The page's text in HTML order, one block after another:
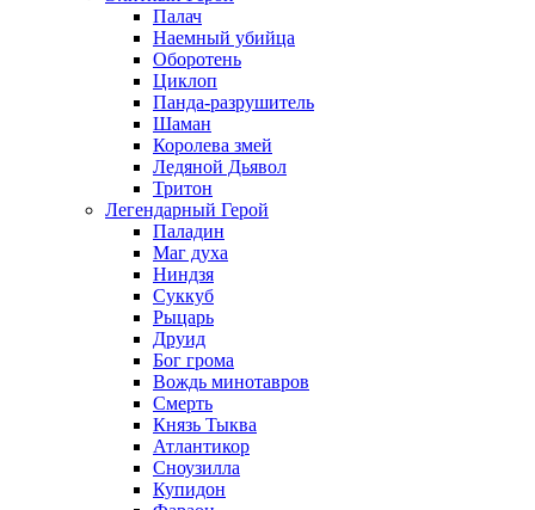
Палач
Наемный убийца
Оборотень
Циклоп
Панда-разрушитель
Шаман
Королева змей
Ледяной Дьявол
Тритон
Легендарный Герой
Паладин
Маг духа
Ниндзя
Суккуб
Рыцарь
Друид
Бог грома
Вождь минотавров
Смерть
Князь Тыква
Атлантикор
Сноузилла
Купидон